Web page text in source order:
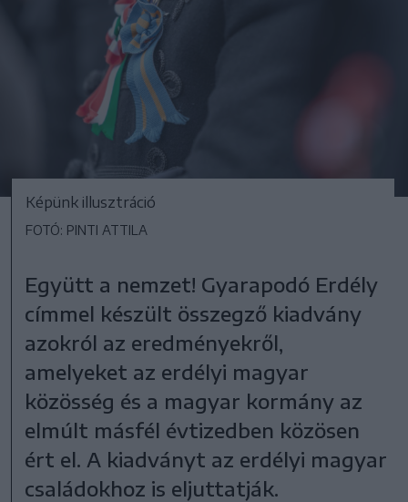
Képünk illusztráció
FOTÓ: PINTI ATTILA
Együtt a nemzet! Gyarapodó Erdély
címmel készült összegző kiadvány
azokról az eredményekről,
amelyeket az erdélyi magyar
közösség és a magyar kormány az
elmúlt másfél évtizedben közösen
ért el. A kiadványt az erdélyi magyar
családokhoz is eljuttatják.